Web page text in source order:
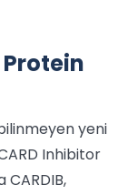
Protein
yeni
Inhibitor
CARDIB,